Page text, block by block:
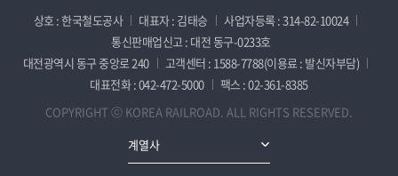
상호 : 한국철도공사 대표자 : 김태승
사업자등록 : 314-82-10024
통신판매업신고 : 대전 동구-0233호
대전광역시 동구 중앙로 240
고객센터 : 1588-7788(이용료 : 발신자부담)
대표전화 : 042-472-5000
팩스 : 02-361-8385
COPYRIGHT ⓒ KOREA RAILROAD. ALL RIGHTS RESERVED.
계열사